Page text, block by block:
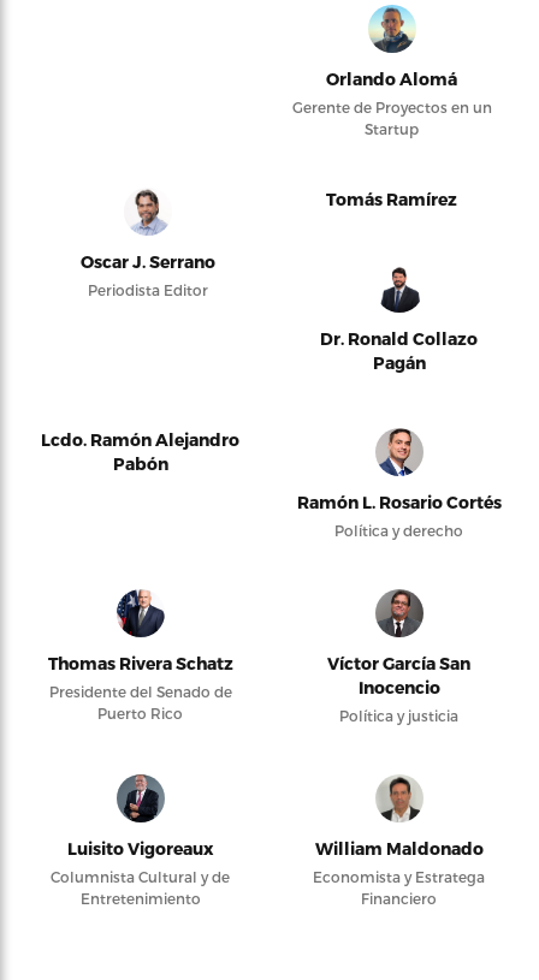
Orlando Alomá
Gerente de Proyectos en un
Startup
Oscar J. Serrano
Periodista Editor
Tomás Ramírez
Dr. Ronald Collazo
Pagán
Lcdo. Ramón Alejandro
Pabón
Ramón L. Rosario Cortés
Política y derecho
Thomas Rivera Schatz
Presidente del Senado de
Puerto Rico
Víctor García San
Inocencio
Política y justicia
Luisito Vigoreaux
Columnista Cultural y de
Entretenimiento
William Maldonado
Economista y Estratega
Financiero